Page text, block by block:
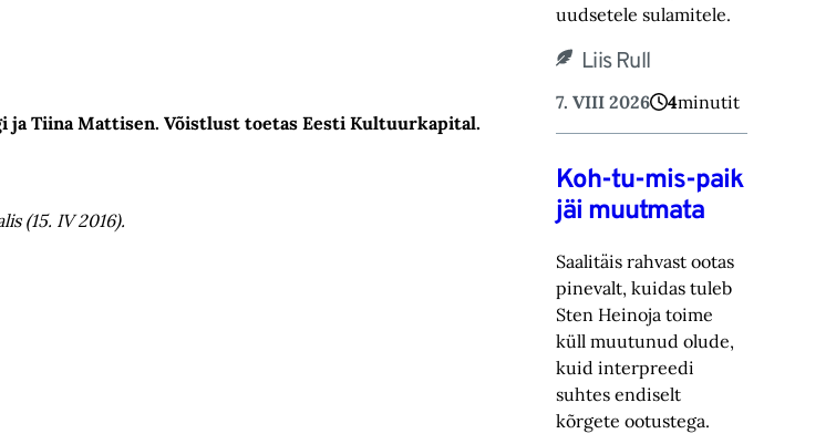
Tiina Mattisen. Võistlust toetas Eesti Kultuurkapital.
(15. IV 2016).
uudsetele sulamitele.‎
Liis Rull
7. VIII 2026 4minutit
Koh-tu-mis-paik
jäi muutmata
Saalitäis rahvast ootas
pinevalt, kuidas tuleb
Sten Heinoja toime
küll muutunud olude,
kuid ‎interpreedi
suhtes endiselt
kõrgete ootustega.‎